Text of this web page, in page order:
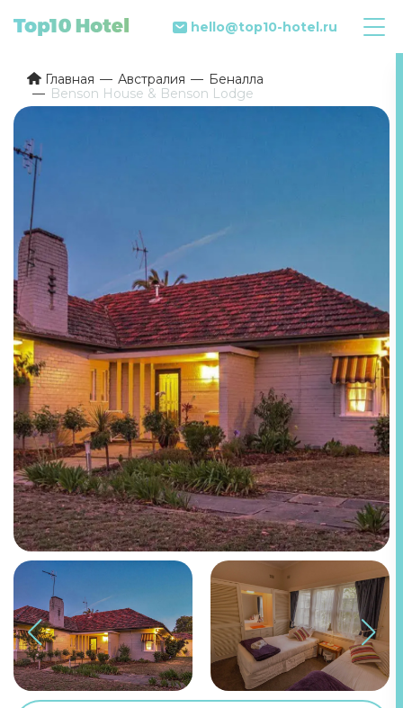
hello@top10-hotel.ru
Главная Австралия
Беналла
Benson House & Benson Lodge